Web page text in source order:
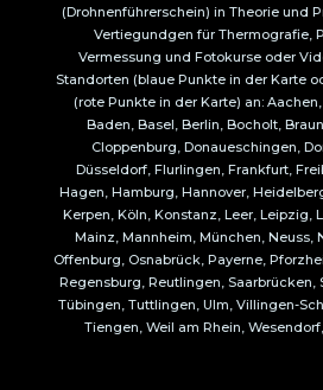
(Drohnenführerschein) in Theorie und
Vertiegundgen für Thermografie,
Vermessung und Fotokurse oder
Standorten (blaue Punkte in der Karte
(rote Punkte in der Karte) an:
Baden, Basel, Berlin, Bocholt,
Cloppenburg, Donaueschingen,
Düsseldorf, Flurlingen, Frankfurt,
Hagen, Hamburg, Hannover,
Kerpen, Köln, Konstanz, Leer, Leipzig,
Mainz, Mannheim, München, Neuss,
Offenburg, Osnabrück, Payerne,
Regensburg, Reutlingen, Saarbrücken,
Tübingen, Tuttlingen, Ulm, Villingen-
Tiengen, Weil am Rhein,